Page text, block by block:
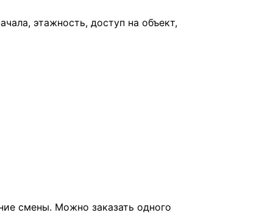
этажность, доступ на объект,
смены. Можно заказать одного